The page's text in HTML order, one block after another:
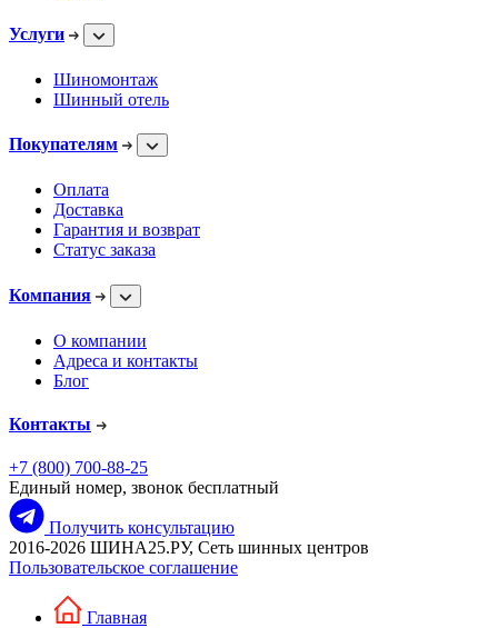
Услуги
Шиномонтаж
Шинный отель
Покупателям
Оплата
Доставка
Гарантия и возврат
Статус заказа
Компания
О компании
Адреса и контакты
Блог
Контакты
+7 (800) 700-88-25
Единый номер, звонок бесплатный
Получить консультацию
2016-2026 ШИНА25.РУ, Сеть шинных центров
Пользовательское соглашение
Главная